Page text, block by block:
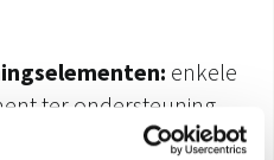
enkele
ter ondersteuning
simepele configuratie